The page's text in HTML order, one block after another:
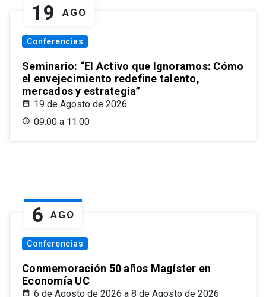
19 AGO
Conferencias
Seminario: “El Activo que Ignoramos: Cómo
el envejecimiento redefine talento,
mercados y estrategia”
19 de Agosto de 2026
09:00 a 11:00
6 AGO
Conferencias
Conmemoración 50 años Magíster en
Economía UC
6 de Agosto de 2026 a 8 de Agosto de 2026